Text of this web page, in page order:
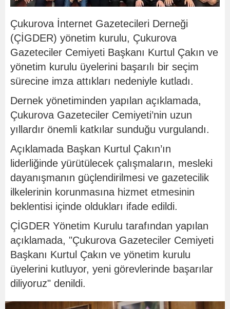
Çukurova İnternet Gazetecileri Derneği
(ÇİGDER) yönetim kurulu, Çukurova
Gazeteciler Cemiyeti Başkanı Kurtul Çakın ve
yönetim kurulu üyelerini başarılı bir seçim
sürecine imza attıkları nedeniyle kutladı.
Dernek yönetiminden yapılan açıklamada,
Çukurova Gazeteciler Cemiyeti’nin uzun
yıllardır önemli katkılar sunduğu vurgulandı.
Açıklamada Başkan Kurtul Çakın’ın
liderliğinde yürütülecek çalışmaların, mesleki
dayanışmanın güçlendirilmesi ve gazetecilik
ilkelerinin korunmasına hizmet etmesinin
beklentisi içinde oldukları ifade edildi.
ÇİGDER Yönetim Kurulu tarafından yapılan
açıklamada, "Çukurova Gazeteciler Cemiyeti
Başkanı Kurtul Çakın ve yönetim kurulu
üyelerini kutluyor, yeni görevlerinde başarılar
diliyoruz" denildi.